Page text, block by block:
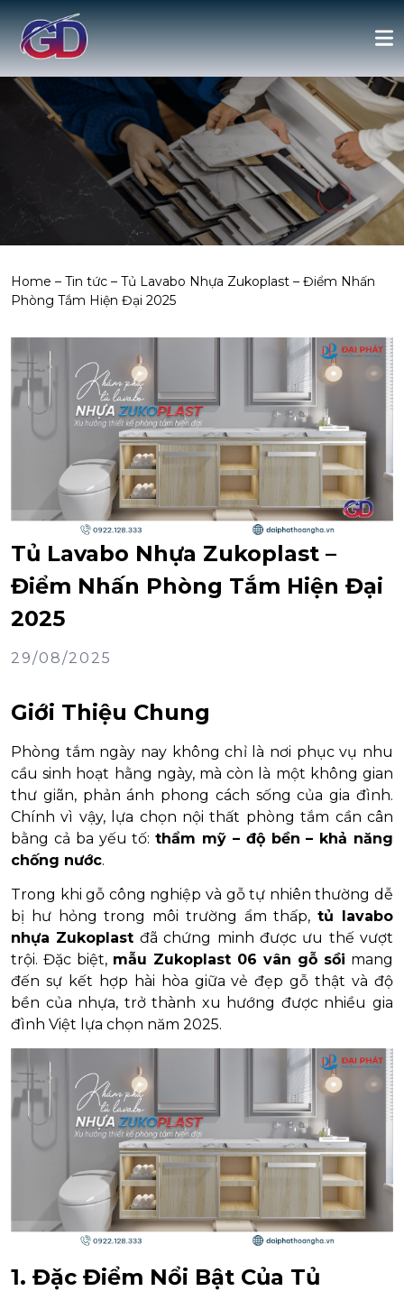
Home – Tin tức – Tủ Lavabo Nhựa Zukoplast – Điểm Nhấn
Phòng Tắm Hiện Đại 2025
Tủ Lavabo Nhựa Zukoplast –
Điểm Nhấn Phòng Tắm Hiện Đại
2025
29/08/2025
Giới Thiệu Chung
Phòng tắm ngày nay không chỉ là nơi phục vụ nhu
cầu sinh hoạt hằng ngày, mà còn là một không gian
thư giãn, phản ánh phong cách sống của gia đình.
Chính vì vậy, lựa chọn nội thất phòng tắm cần cân
bằng cả ba yếu tố:thẩm mỹ – độ bền – khả năng
chống nước.
Trong khi gỗ công nghiệp và gỗ tự nhiên thường dễ
bị hư hỏng trong môi trường ẩm thấp,tủ lavabo
nhựa Zukoplast đã chứng minh được ưu thế vượt
trội. Đặc biệt, mẫu Zukoplast 06 vân gỗ sồi mang
đến sự kết hợp hài hòa giữa vẻ đẹp gỗ thật và độ
bền của nhựa, trở thành xu hướng được nhiều gia
đình Việt lựa chọn năm 2025.
1. Đặc Điểm Nổi Bật Của Tủ